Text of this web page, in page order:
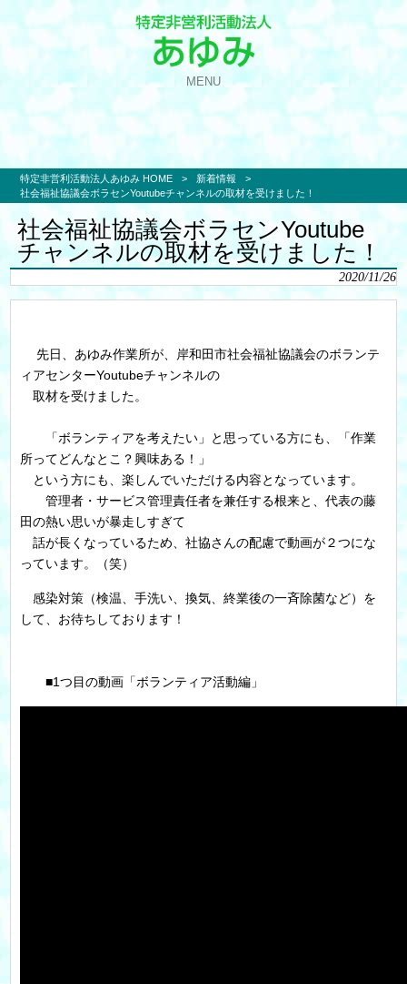
MENU
特定非営利活動法人あゆみ HOME > 新着情報
>
社会福祉協議会ボラセンYoutubeチャンネルの取材を受けました！
社会福祉協議会ボラセンYoutube
チャンネルの取材を受けました！
2020/11/26
先日、あゆみ作業所が、岸和田市社会福祉協議会のボランテ
ィアセンターYoutubeチャンネルの
取材を受けました。
「ボランティアを考えたい」と思っている方にも、「作業
所ってどんなとこ？興味ある！」
という方にも、楽しんでいただける内容となっています。
管理者・サービス管理責任者を兼任する根来と、代表の藤
田の熱い思いが暴走しすぎて
話が長くなっているため、社協さんの配慮で動画が２つにな
っています。（笑）
感染対策（検温、手洗い、換気、終業後の一斉除菌など）を
して、お待ちしております！
■1つ目の動画「ボランティア活動編」